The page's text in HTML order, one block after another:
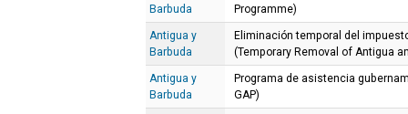
Barbuda
Programme)
Antigua y
Barbuda
Eliminación temporal del
(Temporary Removal of Antigua
Antigua y
Barbuda
Programa de asistencia
GAP)